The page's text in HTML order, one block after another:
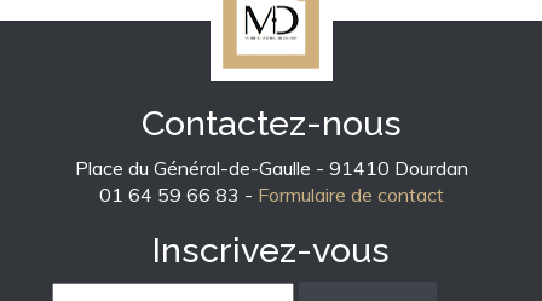
Contactez-nous
Place du Général-de-Gaulle - 91410 Dourdan
01 64 59 66 83 - Formulaire de contact
Inscrivez-vous